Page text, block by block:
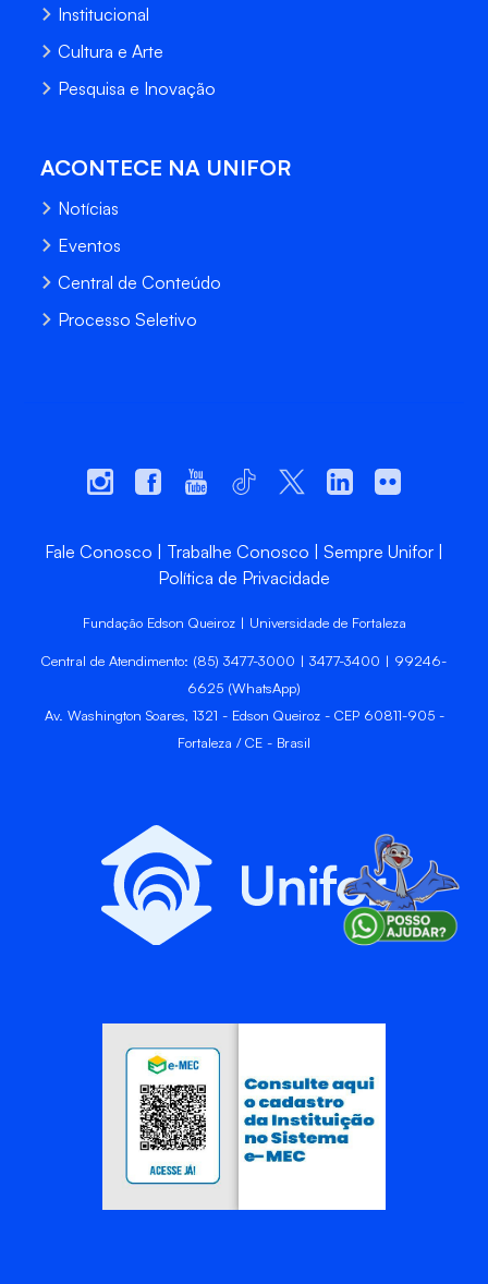
Institucional
Cultura e Arte
Pesquisa e Inovação
ACONTECE NA UNIFOR
Notícias
Eventos
Central de Conteúdo
Processo Seletivo
Fale Conosco Trabalhe Conosco
Sempre Unifor
Política de Privacidade
Fundação Edson Queiroz | Universidade de Fortaleza
Central de Atendimento: (85) 3477-3000 | 3477-3400 | 99246-
6625 (WhatsApp)
Av. Washington Soares, 1321 - Edson Queiroz - CEP 60811-905 -
Fortaleza / CE - Brasil